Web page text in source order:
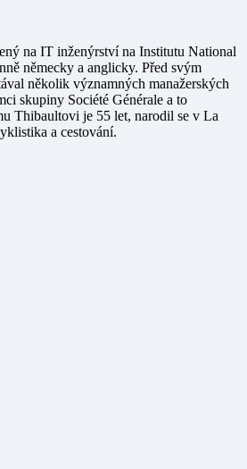
na IT inženýrství na Institutu National
německy a anglicky. Před svým
několik významných manažerských
skupiny Société Générale a to
Thibaultovi je 55 let, narodil se v La
a cestování.